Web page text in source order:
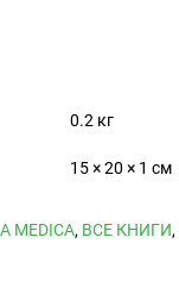
0.2 кг
15 × 20 × 1 см
MEDICA, ВСЕ КНИГИ,